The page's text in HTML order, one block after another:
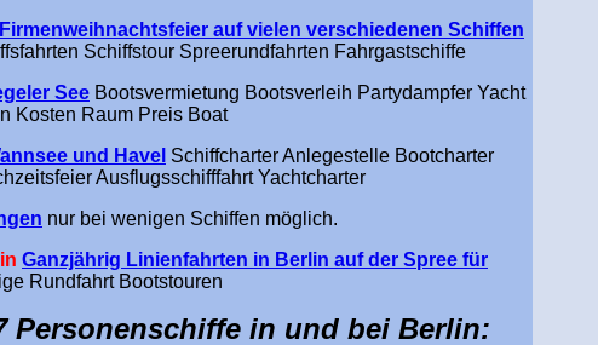
auf vielen verschiedenen Schiffen
Schiffstour Spreerundfahrten Fahrgastschiffe
See Bootsvermietung Bootsverleih Partydampfer Yacht
Kosten Raum Preis Boat
und Havel Schiffcharter Anlegestelle Bootcharter
Ausflugsschifffahrt Yachtcharter
nur bei wenigen Schiffen möglich.
Ganzjährig Linienfahrten in Berlin auf der Spree für
Rundfahrt Bootstouren
Personenschiffe in und bei Berlin: